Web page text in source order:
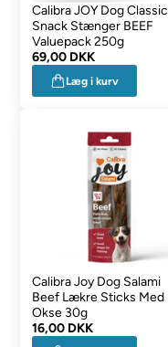
Calibra JOY Dog Classic
Snack Stænger BEEF
Valuepack 250g
69,00 DKK
Læg i kurv
Calibra Joy Dog Salami
Beef Lækre Sticks Med
Okse 30g
16,00 DKK